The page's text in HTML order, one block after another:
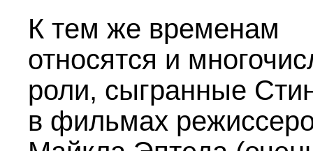
К тем же временам
относятся и
роли, сыгранные
в фильмах